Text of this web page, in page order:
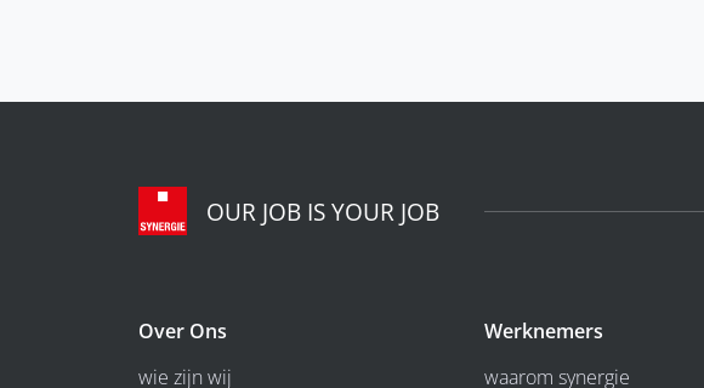
OUR JOB IS YOUR JOB
Over Ons
wie zijn wij
Werknemers
waarom synergie